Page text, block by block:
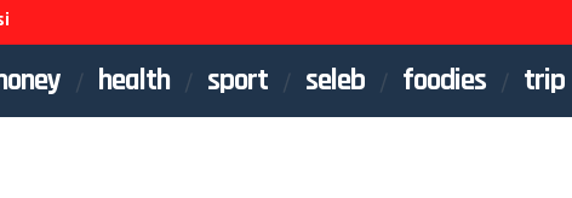
health sport seleb foodies trip